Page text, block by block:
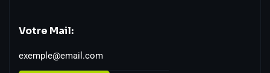
Votre Mail: